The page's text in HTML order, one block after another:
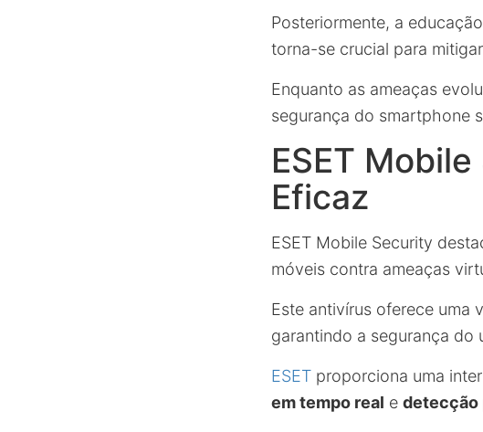
Posteriormente, a
torna-se crucial para
Enquanto as ameaças
segurança do smartphone
ESET
Eficaz
ESET Mobile Security
móveis contra ameaças
Este antivírus oferece uma
garantindo a segurança do
ESET proporciona uma
em tempo real e detecção